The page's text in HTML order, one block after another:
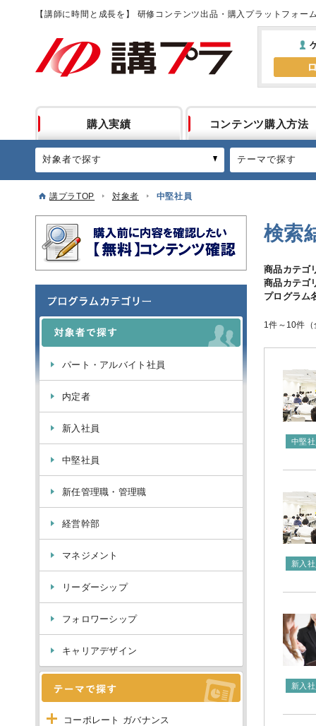
【講師に時間と成長を】 研修コンテンツ出品・購入プラットフォー
購入実績 コンテンツ購入方法
対象者で探す テーマで探す
講プラTOP 対象者 中堅社員
パート・アルバイト社員
内定者
新入社員
中堅社員
新任管理職・管理職
経営幹部
マネジメント
リーダーシップ
フォロワーシップ
キャリアデザイン
コーポレート ガバナンス
検索
商品カテゴ
商品カテゴ
プログラム
1件～10件
中堅
新入
新入